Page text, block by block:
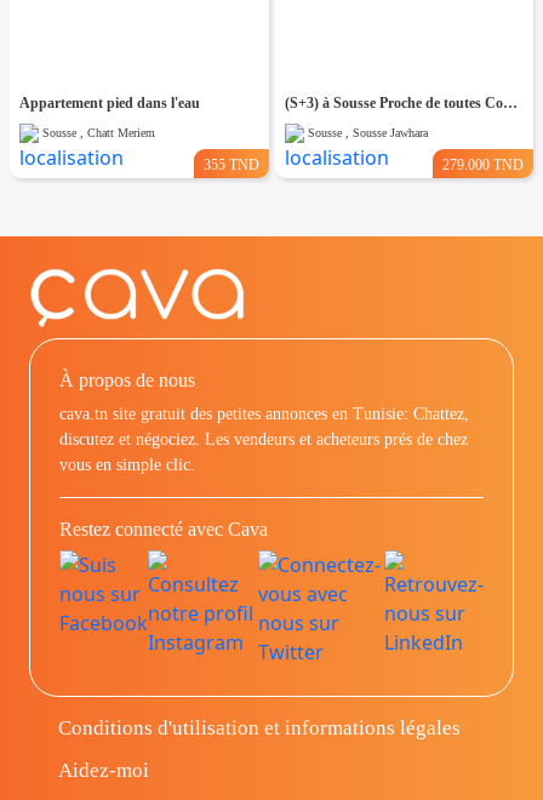
Appartement pied dans l'eau
Sousse , Chatt Meriem
355 TND
(S+3) à Sousse Proche de toutes Commodités
Sousse , Sousse Jawhara
279.000 TND
À propos de nous
cava.tn site gratuit des petites annonces en Tunisie: Chattez,
discutez et négociez. Les vendeurs et acheteurs prés de chez
vous en simple clic.
Restez connecté avec Cava
Conditions d'utilisation et informations légales
Aidez-moi